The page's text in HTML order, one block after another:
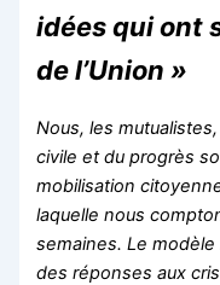
idées qui ont
de l’Union »
Nous, les
civile et du progrès
mobilisation
laquelle nous
semaines. Le
des réponses aux